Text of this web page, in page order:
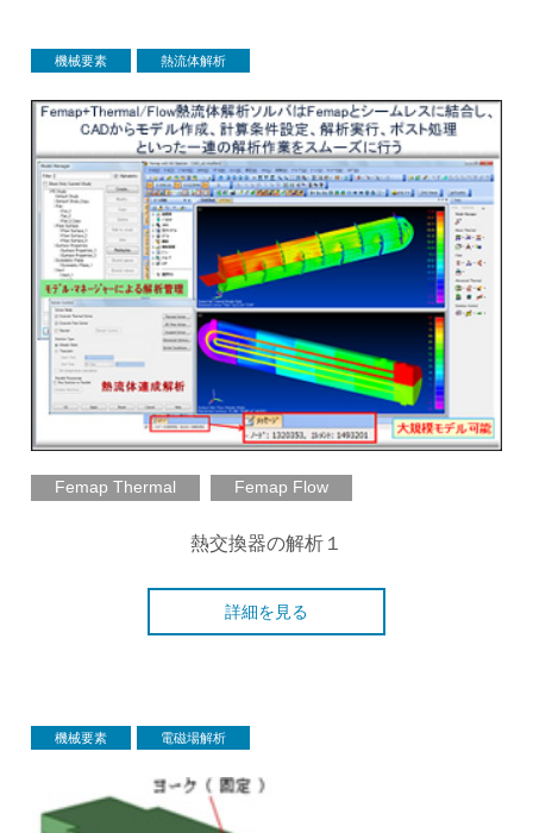
機械要素 熱流体解析
Femap Thermal Femap Flow
熱交換器の解析１
詳細を見る
機械要素 電磁場解析